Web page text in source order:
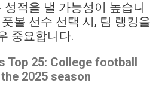
성적을 낼 가능성이 높습니
볼 선수 선택 시, 팀 랭킹을
중요합니다.
Top 25: College football
2025 season